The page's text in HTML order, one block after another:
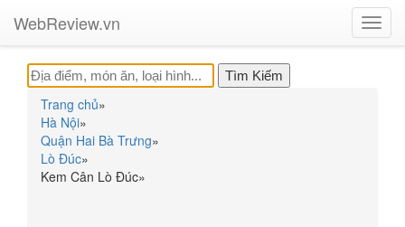
WebReview.vn
Trang chủ»
Hà Nội»
Quận Hai Bà Trưng»
Lò Đúc»
Kem Cân Lò Đúc»